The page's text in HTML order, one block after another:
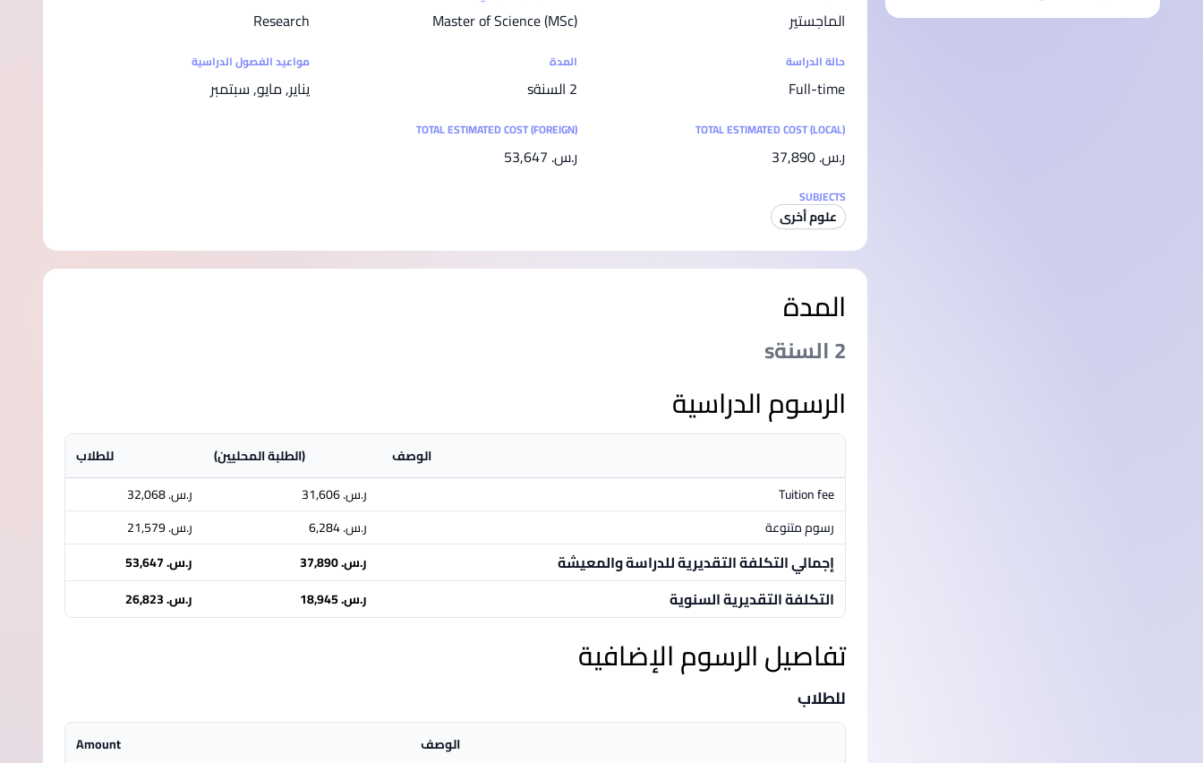
SEGi University Kota Damansara الماجستير Master of Science (MSc)
Research
حالة الدراسة
Full-time
المدة
2 السنةs
مواعيد الفصول الدراسية
يناير, مايو, سبتمبر
TOTAL ESTIMATED COST (LOCAL)
ر.س.‏ 37,890
TOTAL ESTIMATED COST (FOREIGN)
ر.س.‏ 53,647
SUBJECTS
علوم أخرى
المدة
2 السنةs
الرسوم الدراسية
الوصف (الطلبة المحليين)
للطلاب
Tuition fee
ر.س.‏ 31,606
ر.س.‏ 32,068
رسوم متنوعة
ر.س.‏ 6,284 ر.س.‏ 21,579
إجمالي التكلفة التقديرية للدراسة والمعيشة ر.س.‏ 37,890 ر.س.‏ 53,647
التكلفة التقديرية السنوية ر.س.‏ 18,945 ر.س.‏ 26,823
تفاصيل الرسوم الإضافية
للطلاب
الوصف
Amount